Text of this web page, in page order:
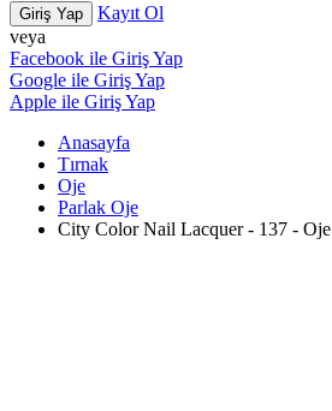
Giriş Yap
Kayıt Ol
veya
Facebook ile Giriş Yap
Google ile Giriş Yap
Apple ile Giriş Yap
Anasayfa
Tırnak
Oje
Parlak Oje
City Color Nail Lacquer - 137 - Oje